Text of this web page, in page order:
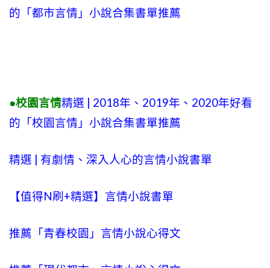
的「都市言情」小說合集書單推薦
●校園言情精選 | 2018年、2019年、2020年好看
的「校園言情」小說合集書單推薦
精選 | 有劇情、深入人心的言情小說書單
【值得N刷+精選】言情小說書單
推薦「青春校園」言情小說心得文